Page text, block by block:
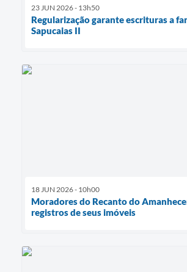
23 JUN 2026 - 13h50
Regularização garante escrituras a
Sapucaias II
18 JUN 2026 - 10h00
Moradores do Recanto do
registros de seus imóveis